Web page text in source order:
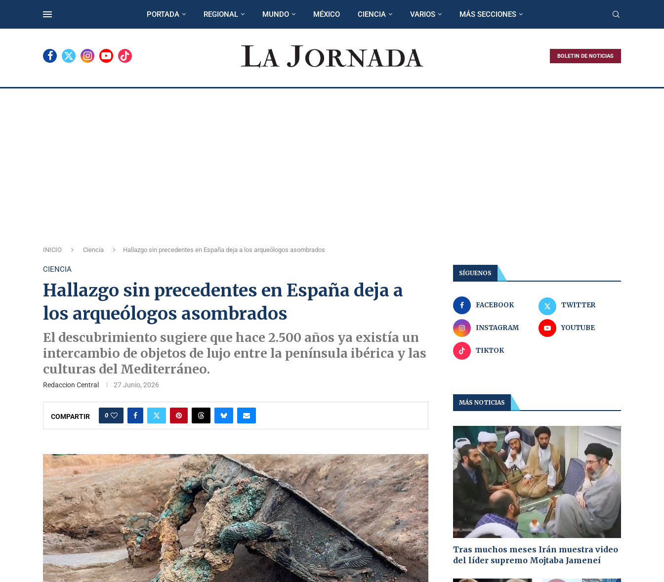
PORTADA REGIONAL MUNDO MÉXICO CIENCIA VARIOS MÁS SECCIONES
BOLETIN DE NOTICIAS
INICIO Ciencia Hallazgo sin precedentes en España deja a los arqueólogos asombrados
CIENCIA
Hallazgo sin precedentes en España deja a
los arqueólogos asombrados
El descubrimiento sugiere que hace 2.500 años ya existía un
intercambio de objetos de lujo entre la península ibérica y las
culturas del Mediterráneo.
Redaccion Central 27 Junio, 2026
COMPARTIR 0
SÍGUENOS
FACEBOOK TWITTER
INSTAGRAM YOUTUBE
TIKTOK
MÁS NOTICIAS
Tras muchos meses Irán muestra video
del líder supremo Mojtaba Jameneí